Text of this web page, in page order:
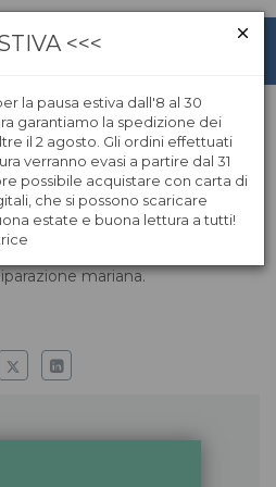
Pedico
Suore Serve di Maria
teologica "Marianum ", è
mariana.
<<<
la pausa estiva dall'8 al 30
garantiamo la spedizione dei
il 2 agosto. Gli ordini effettuati
verranno evasi a partire dal 31
possibile acquistare con carta di
che si possono scaricare
estate e buona lettura a tutti!